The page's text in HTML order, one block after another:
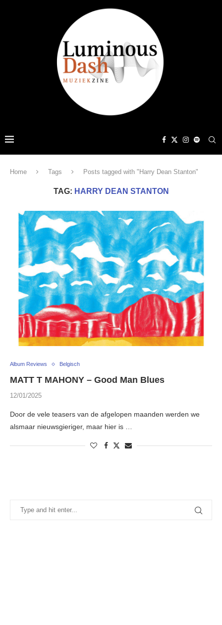
Home Tags Posts tagged with "Harry Dean Stanton"
TAG: HARRY DEAN STANTON
Album Reviews Belgisch
MATT T MAHONY – Good Man Blues
12/01/2025
Door de vele teasers van de afgelopen maanden werden we
alsmaar nieuwsgieriger, maar hier is …